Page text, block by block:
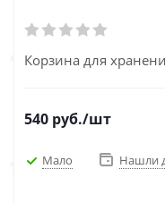
Корзина для
540 руб./шт
Мало Нашли